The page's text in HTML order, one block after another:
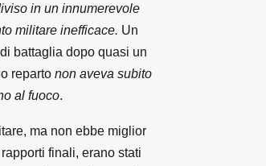
in un innumerevole
militare inefficace. Un
battaglia dopo quasi un
reparto non aveva subito
al fuoco.
ma non ebbe miglior
finali, erano stati